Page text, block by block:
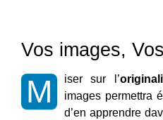
Vos images,
M iser sur l’
images permettra
d’en apprendre